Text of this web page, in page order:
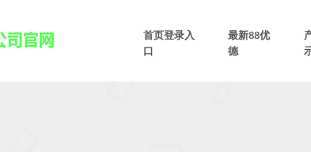
首页登录入
口
最新88优
德